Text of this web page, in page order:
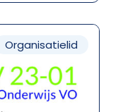
Organisatielid